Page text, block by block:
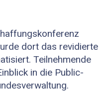
dort das revidierte
Teilnehmende
in die Public-